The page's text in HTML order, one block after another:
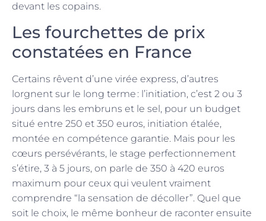
devant les copains.
Les fourchettes de prix
constatées en France
Certains rêvent d’une virée express, d’autres
lorgnent sur le long terme : l’initiation, c’est 2 ou 3
jours dans les embruns et le sel, pour un budget
situé entre 250 et 350 euros, initiation étalée,
montée en compétence garantie. Mais pour les
cœurs persévérants, le stage perfectionnement
s’étire, 3 à 5 jours, on parle de 350 à 420 euros
maximum pour ceux qui veulent vraiment
comprendre “la sensation de décoller”. Quel que
soit le choix, le même bonheur de raconter ensuite